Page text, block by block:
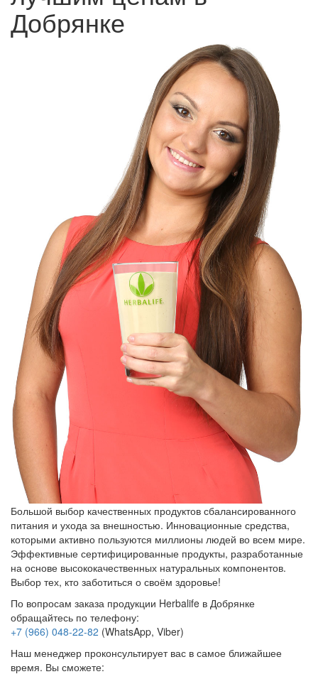
Добрянке
Большой выбор качественных продуктов сбалансированного
питания и ухода за внешностью. Инновационные средства,
которыми активно пользуются миллионы людей во всем мире.
Эффективные сертифицированные продукты, разработанные
на основе высококачественных натуральных компонентов.
Выбор тех, кто заботиться о своём здоровье!
По вопросам заказа продукции Herbalife в Добрянке
обращайтесь по телефону:
+7 (966) 048-22-82 (WhatsApp, Viber)
Наш менеджер проконсультирует вас в самое ближайшее
время. Вы сможете: